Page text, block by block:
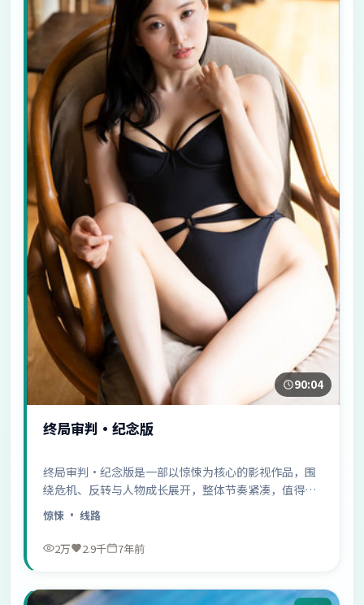
90:04
终局审判·纪念版
终局审判·纪念版是一部以惊悚为核心的影视作品，围
绕危机、反转与人物成长展开，整体节奏紧凑，值得推
荐观看。
惊悚 · 线路
2万 2.9千 7年前